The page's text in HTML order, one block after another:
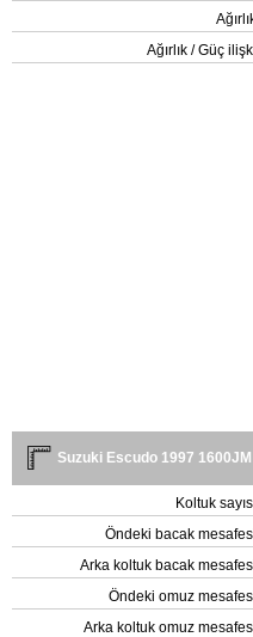
Ağırlık / Güç
Suzuki Escudo 1997
Koltuk
Öndeki bacak
Arka koltuk bacak
Öndeki omuz
Arka koltuk omuz